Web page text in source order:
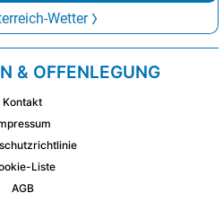
Wetter
& OFFENLEGUNG
Kontakt
Liste
AGB